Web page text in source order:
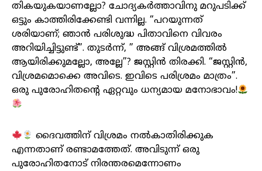
തികയുകയാണല്ലോ? ചോദ്യകർത്താവിനു മറുപടിക്ക്
ഒട്ടും കാത്തിരിക്കേണ്ടി വന്നില്ല. “പറയുന്നത്
ശരിയാണ്; ഞാൻ പരിശുദ്ധ പിതാവിനെ വിവരം
അറിയിച്ചിട്ടുണ്ട്”. തുടർന്ന്, ” അങ്ങ് വിശ്രമത്തിൽ
ആയിരിക്കുമല്ലോ, അല്ലേ”? ജസ്റ്റിൻ തിരക്കി. “ജസ്റ്റിൻ,
വിശ്രമമൊക്കെ അവിടെ. ഇവിടെ പരിശ്രമം മാത്രം”.
ഒരു പുരോഹിതന്റെ ഏറ്റവും ധന്യമായ മനോഭാവം!
ദൈവത്തിന് വിശ്രമം നൽകാതിരിക്കുക
എന്നതാണ് രണ്ടാമത്തേത്. അവിടുന്ന് ഒരു
പുരോഹിതനോട് നിരന്തരമെന്നോണം